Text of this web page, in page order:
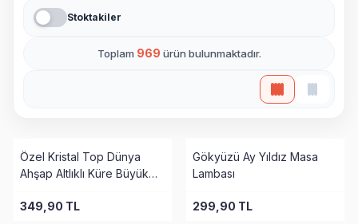
Stoktakiler
Toplam 969 ürün bulunmaktadır.
Özel Kristal Top Dünya
Ahşap Altlıklı Küre Büyük
349,90 TL
Gökyüzü Ay Yıldız Masa
Lambası
299,90 TL